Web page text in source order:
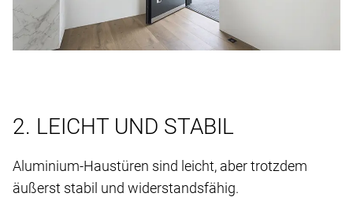
2. LEICHT UND STABIL
Aluminium-Haustüren sind leicht, aber trotzdem
äußerst stabil und widerstandsfähig.